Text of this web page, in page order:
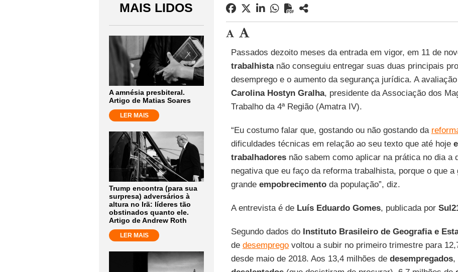
MAIS LIDOS
A amnésia presbiteral.
Artigo de Matias Soares
LER MAIS
Trump encontra (para sua
surpresa) adversários à
altura no Irã: líderes tão
obstinados quanto ele.
Artigo de Andrew Roth
LER MAIS
Passados dezoito meses da entrada em vigor, em 11 de
trabalhistanão conseguiu entregar suas duas principais
desemprego e o aumento da segurança jurídica. A
Carolina Hostyn Gralha, presidente da Associação dos
Trabalho da 4ª Região (Amatra IV).
“Eu costumo falar que, gostando ou não gostando da
dificuldades técnicas em relação ao seu texto que até hoje
trabalhadoresnão sabem como aplicar na prática no dia a
negativa que eu faço da reforma trabalhista, porque o que a
grande empobrecimentoda população”, diz.
A entrevista é de Luís Eduardo Gomes, publicada por
Segundo dados do Instituto Brasileiro de Geografia e
de desempregovoltou a subir no primeiro trimestre para
desde maio de 2018. Aos 13,4 milhões de desempregados,